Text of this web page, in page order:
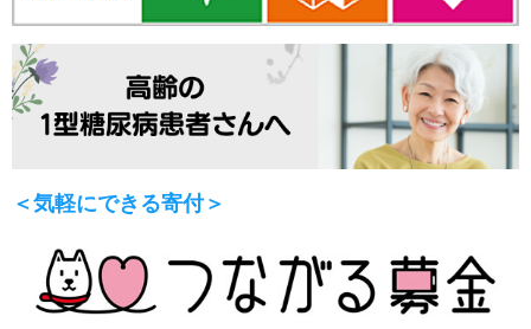
＜気軽にできる寄付＞